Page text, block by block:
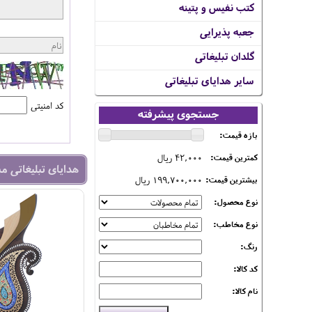
کتب نفیس و پتینه
جعبه پذیرایی
گلدان تبلیغاتی
سایر هدایای تبلیغاتی
جستجوی پیشرفته
بازه قیمت:
کمترین قیمت:
42,000 ریال
بیشترین قیمت: 199,700,000 ریال
نوع محصول:
نوع مخاطب:
رنگ:
کد کالا:
نام کالا:
کد امنیتی
هدایای تبلیغاتی